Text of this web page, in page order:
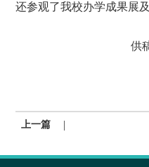
还参观了我校办学成果展
供
上一篇 |